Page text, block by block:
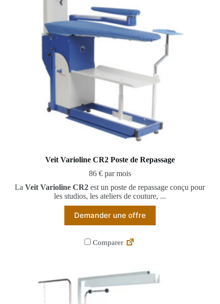
Veit Varioline CR2 Poste de Repassage
86 € par mois
LaVeit Varioline CR2 est un poste de repassage conçu pour
les studios, les ateliers de couture, ...
Demander une offre
Comparer